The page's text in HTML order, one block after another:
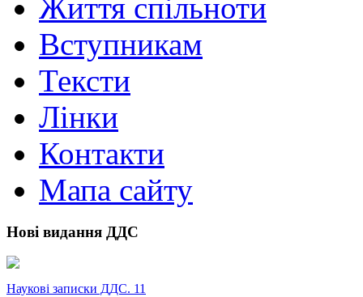
Життя спільноти
Вступникам
Тексти
Лінки
Контакти
Мапа сайту
Нові видання ДДС
Наукові записки ДДС. 11